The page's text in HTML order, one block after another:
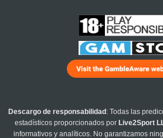
Descargo de responsabilidad : Todas las
estadísticos proporcionados por Live2Sport
informativos y analíticos. No garantizamos